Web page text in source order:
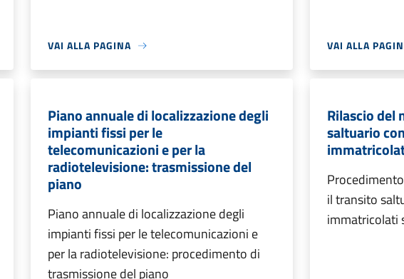
VAI ALLA PAGINA VAI ALLA
Piano annuale di localizzazione degli
impianti fissi per le
telecomunicazioni e per la
radiotelevisione: trasmissione del
piano
Piano annuale di localizzazione degli
impianti fissi per le telecomunicazioni e
per la radiotelevisione: procedimento di
trasmissione del piano
Rilascio del
saltuario
il transito
immatricolati